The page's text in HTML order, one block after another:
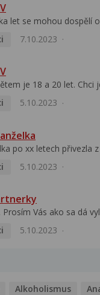
let se mohou dospělí
7.10.2023
je 18 a 20 let. Chci
5.10.2023
po xx letech přivezla z
5.10.2023
Vás ako sa dá
5.10.2023
Alkoholismus